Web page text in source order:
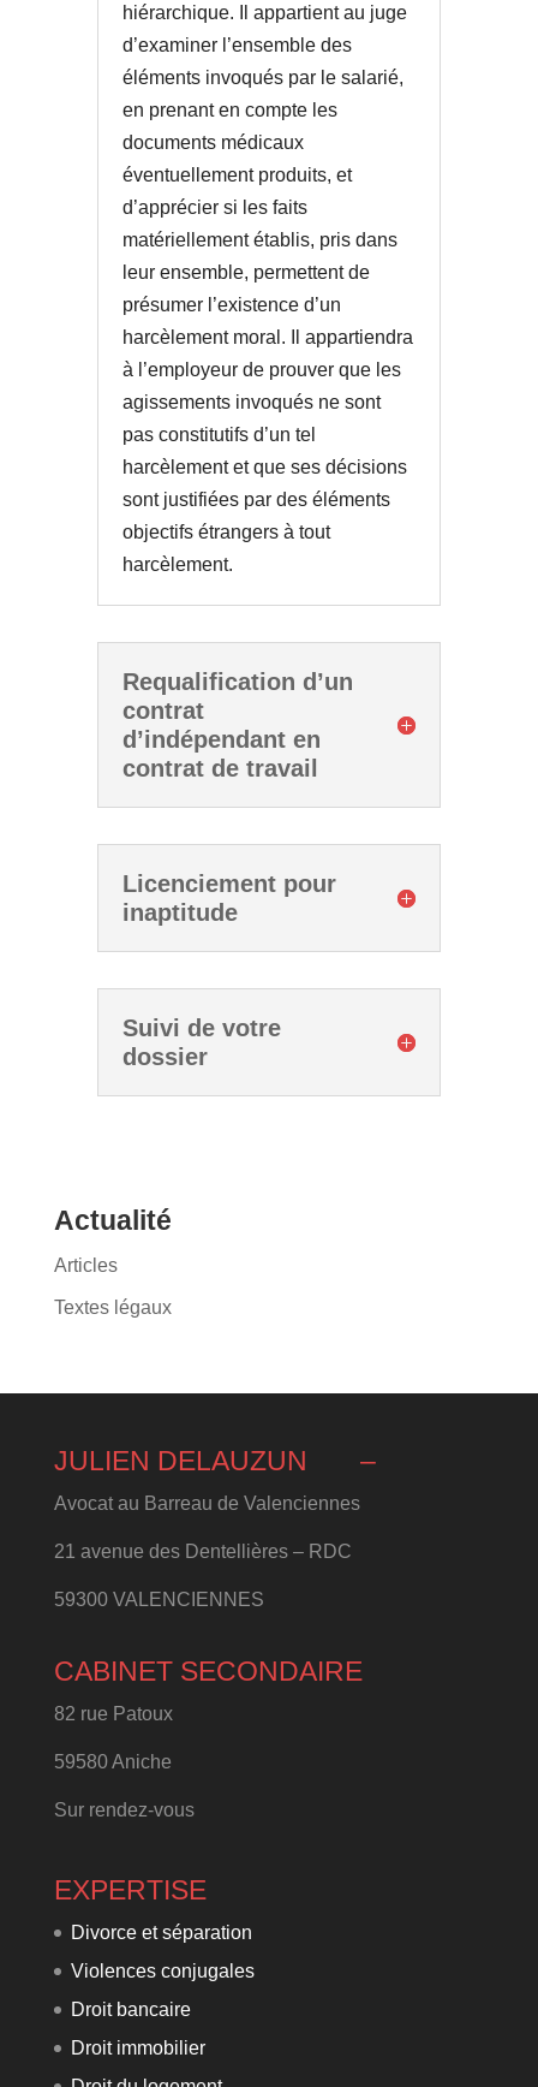
hiérarchique. Il appartient au juge
d’examiner l’ensemble des
éléments invoqués par le salarié,
en prenant en compte les
documents médicaux
éventuellement produits, et
d’apprécier si les faits
matériellement établis, pris dans
leur ensemble, permettent de
présumer l’existence d’un
harcèlement moral. Il appartiendra
à l’employeur de prouver que les
agissements invoqués ne sont
pas constitutifs d’un tel
harcèlement et que ses décisions
sont justifiées par des éléments
objectifs étrangers à tout
harcèlement.
Requalification d’un
contrat
d’indépendant en
contrat de travail
Licenciement pour
inaptitude
Suivi de votre
dossier
Actualité
Articles
Textes légaux
JULIEN DELAUZUN
Avocat au Barreau de Valenciennes
21 avenue des Dentellières – RDC
59300 VALENCIENNES
–
CABINET SECONDAIRE
82 rue Patoux
59580 Aniche
Sur rendez-vous
EXPERTISE
Divorce et séparation
Violences conjugales
Droit bancaire
Droit immobilier